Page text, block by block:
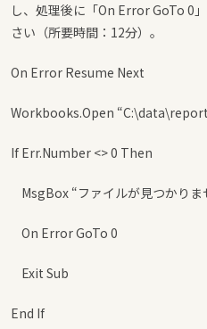
し、処理後に「On Error GoTo 0
さい（所要時間：12分）。
On Error Resume Next
Workbooks.Open
If Err.Number <> 0 Then
MsgBox “ファイルが見つかり
On Error GoTo 0
Exit Sub
End If